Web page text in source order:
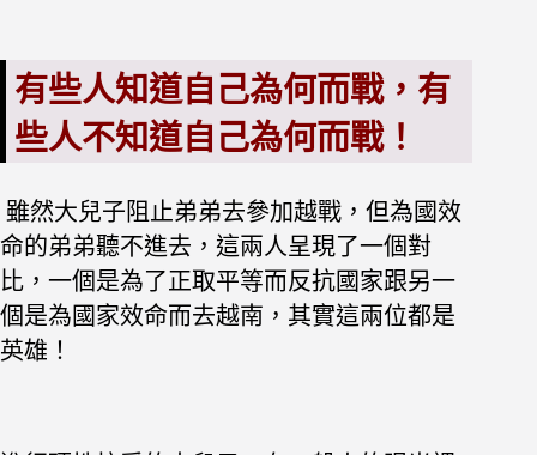
有些人知道自己為何而戰，有
些人不知道自己為何而戰！
雖然大兒子阻止弟弟去參加越戰，但為國效
命的弟弟聽不進去， 這兩人呈現了一個對
比，一個是為了正取平等而反抗國家跟另一
個是為國家效命而去越南， 其實這兩位都是
英雄！